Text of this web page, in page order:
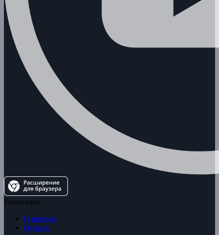
Навигация
О проекте
Отзывы